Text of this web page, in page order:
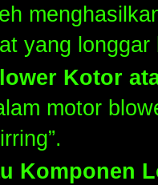
yang longgar
Kotor
motor
Komponen